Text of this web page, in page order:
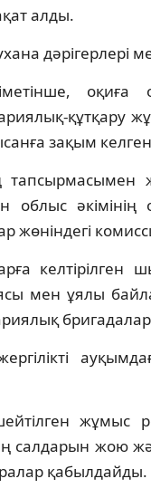
алды.
дәрігерлері
құтқару
зақым
облыс
жөніндегі
мен ұялы
жұмыс
салдарын жою
қабылдайды.